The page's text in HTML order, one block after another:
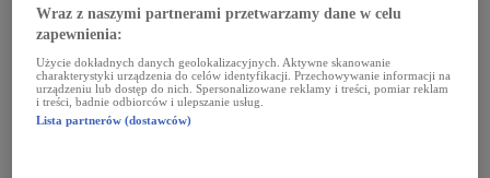
Czy wilki wyją do księżyca?
To jeden z najpopularniejszych motywów
Wraz z naszymi partnerami przetwarzamy dane w celu
zapewnienia:
Użycie dokładnych danych geolokalizacyjnych. Aktywne skanowanie
charakterystyki urządzenia do celów identyfikacji. Przechowywanie informacji na
urządzeniu lub dostęp do nich. Spersonalizowane reklamy i treści, pomiar reklam
i treści, badnie odbiorców i ulepszanie usług.
Lista partnerów (dostawców)